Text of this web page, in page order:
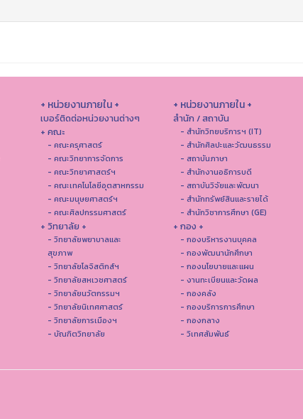
+ หน่วยงานภายใน +
เบอร์ติดต่อหน่วยงานต่างๆ
+ คณะ
- คณะครุศาสตร์
- คณะวิทยาการจัดการ
- คณะวิทยาศาสตร์ฯ
- คณะเทคโนโลยีอุตสาหกรรม
- คณะมนุษยศาสตร์ฯ
- คณะศิลปกรรมศาสตร์
+ วิทยาลัย +
- วิทยาลัยพยาบาลและ
สุขภาพ
- วิทยาลัยโลจิสติกส์ฯ
- วิทยาลัยสหเวชศาสตร์
- วิทยาลัยนวัตกรรมฯ
- วิทยาลัยนิเทศศาสตร์
- วิทยาลัยการเมืองฯ
- บัณฑิตวิทยาลัย
+ หน่วยงานภายใน +
สำนัก / สถาบัน
- สำนักวิทยบริการฯ (IT)
- สํานักศิลปะและวัฒนธรรม
- สถาบันภาษา
- สำนักงานอธิการบดี
- สถาบันวิจัยและพัฒนา
- สำนักทรัพย์สินและรายได้
- สำนักวิชาการศึกษา (GE)
+ กอง +
- กองบริหารงานบุคคล
- กองพัฒนานักศึกษา
- กองนโยบายและแผน
- งานทะเบียนและวัดผล
- กองคลัง
- กองบริการการศึกษา
- กองกลาง
- วิเทศสัมพันธ์